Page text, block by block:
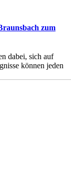
zum
dabei, sich auf
können jeden